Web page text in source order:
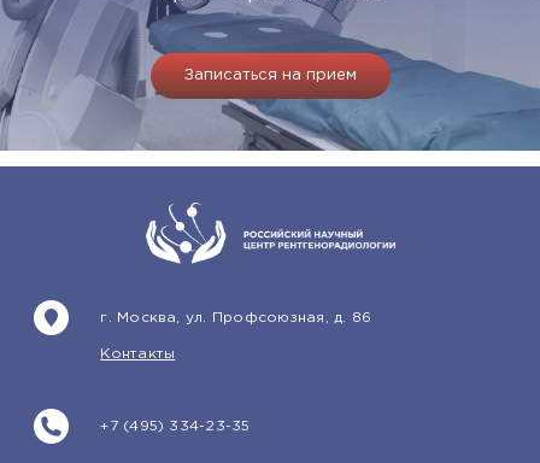
Записаться на прием
+7 (495) 334-23-35
г. Москва, ул. Профсоюзная, д. 86
Контакты